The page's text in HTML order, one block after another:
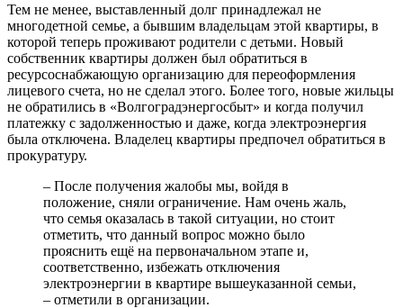
Тем не менее, выставленный долг принадлежал не
многодетной семье, а бывшим владельцам этой квартиры, в
которой теперь проживают родители с детьми. Новый
собственник квартиры должен был обратиться в
ресурсоснабжающую организацию для переоформления
лицевого счета, но не сделал этого. Более того, новые жильцы
не обратились в «Волгоградэнергосбыт» и когда получил
платежку с задолженностью и даже, когда электроэнергия
была отключена. Владелец квартиры предпочел обратиться в
прокуратуру.
– После получения жалобы мы, войдя в
положение, сняли ограничение. Нам очень жаль,
что семья оказалась в такой ситуации, но стоит
отметить, что данный вопрос можно было
прояснить ещё на первоначальном этапе и,
соответственно, избежать отключения
электроэнергии в квартире вышеуказанной семьи,
– отметили в организации.